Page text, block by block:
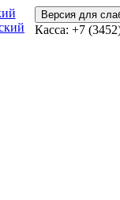
Версия для
Касса: +7